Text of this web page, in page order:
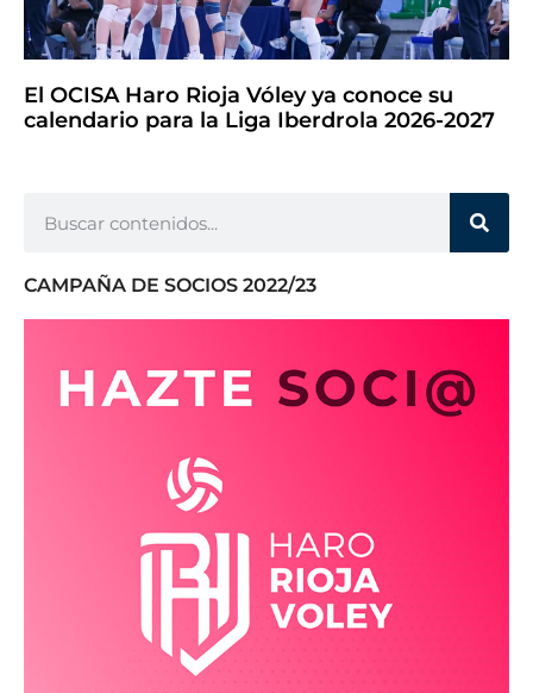
El OCISA Haro Rioja Vóley ya conoce su
calendario para la Liga Iberdrola 2026-2027
CAMPAÑA DE SOCIOS 2022/23